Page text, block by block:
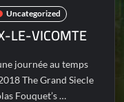
Uncategorized
LE-VICOMTE
journée au temps
The Grand Siecle
Fouquet’s …